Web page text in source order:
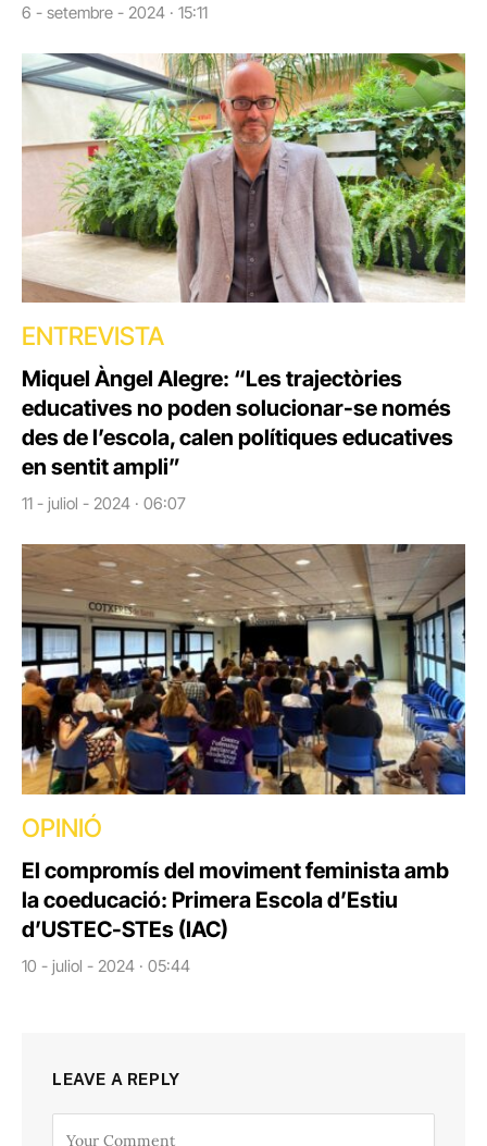
6 - setembre - 2024 · 15:11
ENTREVISTA
Miquel Àngel Alegre: “Les trajectòries
educatives no poden solucionar-se només
des de l’escola, calen polítiques educatives
en sentit ampli”
11 - juliol - 2024 · 06:07
OPINIÓ
El compromís del moviment feminista amb
la coeducació: Primera Escola d’Estiu
d’USTEC-STEs (IAC)
10 - juliol - 2024 · 05:44
LEAVE A REPLY